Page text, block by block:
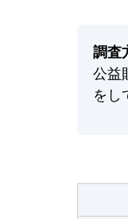
調査
公益
をし